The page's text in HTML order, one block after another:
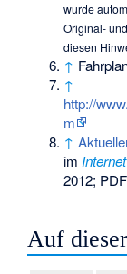
wurde
Original-
diesen
↑
↑
http://
m
↑
im
2012;
Auf